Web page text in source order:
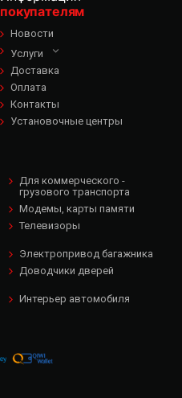
покупателям
Новости
Услуги
Доставка
Оплата
Контакты
Установочные центры
Для коммерческого -
грузового транспорта
Модемы, карты памяти
Телевизоры
Электропривод багажника
Доводчики дверей
Интерьер автомобиля